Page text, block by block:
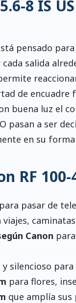
8 IS
pensado
salida
de
buena luz el
pasan a ser
en su
RF 100-
para pasar de
Canon
silencioso
para flores,
que amplía sus